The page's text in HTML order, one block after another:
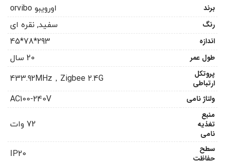
برند
اورویبو orvibo
رنگ
سفید, نقره ای
اندازه
293*78*45
طول عمر
20 سال
پروتکل
ارتباطی
433.92MHz，Zigbee 2.4G
ولتاژ نامی
AC100-240V
منبع
تغذیه
نامی
72 وات
سطح
حفاظت
IP20